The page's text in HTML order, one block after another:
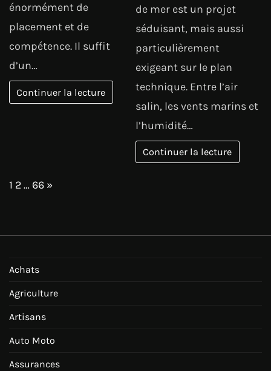
énormément de
placement et de
compétence. Il suffit
d’un…
Continuer la lecture
de mer est un projet
séduisant, mais aussi
particulièrement
exigeant sur le plan
technique. Entre l’air
salin, les vents marins et
l’humidité…
Continuer la lecture
Page:
1 2… 66 Next
»
Achats
Agriculture
Artisans
Auto Moto
Assurances